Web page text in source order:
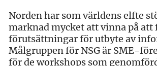
Norden har som världens elfte
marknad mycket att vinna på att
förutsättningar för utbyte av
Målgruppen för NSG är SME-
för de workshops som